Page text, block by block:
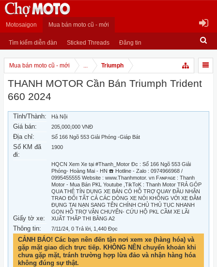
Motosaigon Mua bán moto cũ - mới
Tìm kiếm diễn đàn Sticked Threads Đăng tin
Mua bán moto cũ - mới ... Triumph
THANH MOTOR Cần Bán Triumph Trident
660 2024
Tỉnh/Thành: Hà Nội
Giá bán: 205,000,000 VNĐ
Địa chỉ: Số 166 Ngõ 553 Giải Phóng -Giáp Bát
Số KM đã
đi:
1900
Giấy tờ xe:
HQCN Xem Xe tại #Thanh_Motor Đc : Số 166 Ngõ 553 Giải
Phóng- Hoàng Mai - HN ☎️ Hotline - Zalo : 0974966968 /
0995455555 Website : www.Thanhmotor. vn Fᴀɴᴘᴀɢᴇ : Thanh
Motor - Mua Bán PKL Youtube ,TikToK : Thanh Motor TRẢ GÓP
QUA THẺ TÍN DỤNG XE BÁN CÓ HỖ TRỢ QUAY ĐẦU NHẬN
TRAO ĐỔI TẤT CẢ CÁC DÒNG XE NÓI KHÔNG VỚI XE ĐÂM
ĐỤNG TAI NẠN SANG TÊN CHÍNH CHỦ THỦ TỤC NHANH
GỌN HỖ TRỢ VẬN CHUYỂN- CỨU HỘ PKL CẦM XE LÃI
XUẤT THẤP THI BẰNG A2
Thông tin: 7/11/24 , 0 Trả lời, 1,440 Đọc
CẢNH BÁO! Các bạn nên đến tận nơi xem xe (hàng hóa) và
gặp mặt giao dịch trực tiếp. KHÔNG NÊN chuyển khoản khi
chưa gặp mặt, tránh trường hợp lừa đảo và nhận hàng hóa
không đúng sự thật.